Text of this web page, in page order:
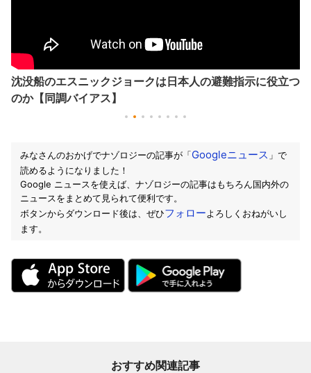
沈没船のエスニックジョークは日本人の避難指示に役立つ
のか【同調バイアス】
みなさんのおかげでナゾロジーの記事が「Googleニュース 」で
読めるようになりました！
Google ニュースを使えば、ナゾロジーの記事はもちろん国内外の
ニュースをまとめて見られて便利です。
ボタンからダウンロード後は、ぜひフォローよろしくおねがいし
ます。
おすすめ関連記事